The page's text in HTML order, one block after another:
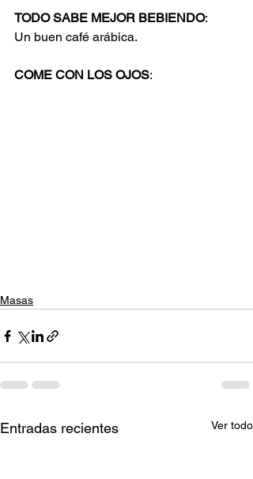
TODO SABE MEJOR BEBIENDO:
Un buen café arábica.
COME CON LOS OJOS:
Masas
Entradas recientes Ver todo